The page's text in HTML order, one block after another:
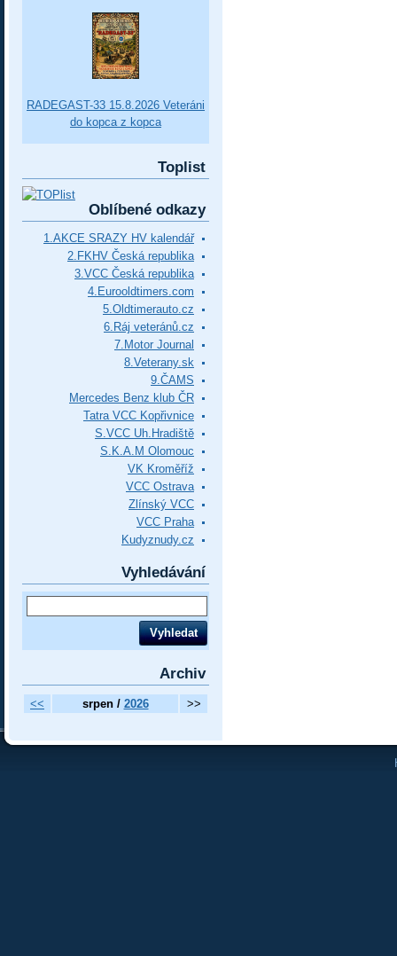
RADEGAST-33 15.8.2026 Veteráni
do kopca z kopca
Toplist
Oblíbené odkazy
1.AKCE SRAZY HV kalendář
2.FKHV Česká republika
3.VCC Česká republika
4.Eurooldtimers.com
5.Oldtimerauto.cz
6.Ráj veteránů.cz
7.Motor Journal
8.Veterany.sk
9.ČAMS
Mercedes Benz klub ČR
Tatra VCC Kopřivnice
S.VCC Uh.Hradiště
S.K.A.M Olomouc
VK Kroměříž
VCC Ostrava
Zlínský VCC
VCC Praha
Kudyznudy.cz
Vyhledávání
Archiv
<< srpen / 2026 >>